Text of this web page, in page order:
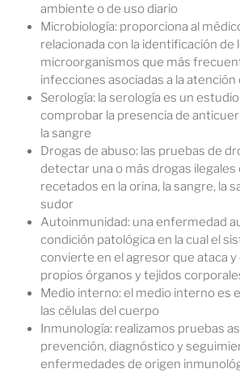
ambiente o de uso diario
Microbiología: proporciona al
relacionada con la identificación de
microorganismos que más
infecciones asociadas a la atención
Serología: la serología es un
comprobar la presencia de
la sangre
Drogas de abuso: las pruebas de
detectar una o más drogas
recetados en la orina, la sangre, la
sudor
Autoinmunidad: una enfermedad
condición patológica en la cual el
convierte en el agresor que ataca
propios órganos y tejidos
Medio interno: el medio interno es
las células del cuerpo
Inmunología: realizamos pruebas
prevención, diagnóstico y
enfermedades de origen